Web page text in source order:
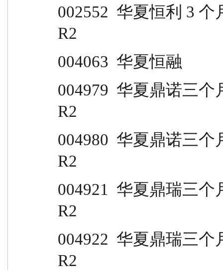
002552  华夏恒利 3 个
R2
004063  华夏恒融
004979  华夏鼎诺三个
R2
004980  华夏鼎诺三个
R2
004921  华夏鼎瑞三个
R2
004922  华夏鼎瑞三个
R2